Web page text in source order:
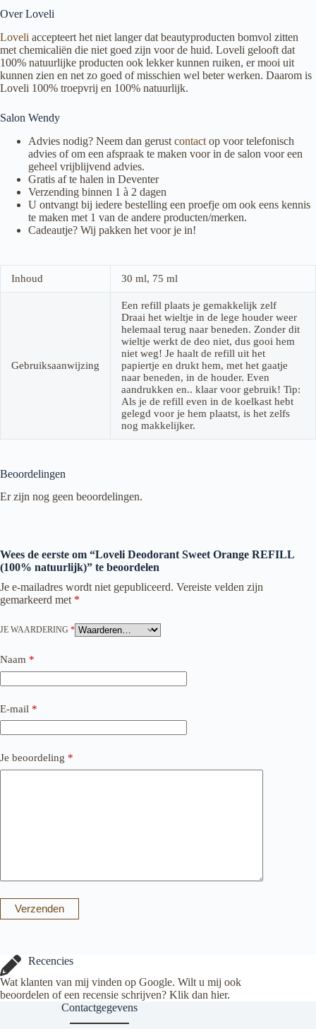
Over Loveli
Loveli accepteert het niet langer dat beautyproducten bomvol zitten
met chemicaliën die niet goed zijn voor de huid. Loveli gelooft dat
100% natuurlijke producten ook lekker kunnen ruiken, er mooi uit
kunnen zien en net zo goed of misschien wel beter werken. Daarom is
Loveli 100% troepvrij en 100% natuurlijk.
Salon Wendy
Advies nodig? Neem dan gerust contact op voor telefonisch
advies of om een afspraak te maken voor in de salon voor een
geheel vrijblijvend advies.
Gratis af te halen in Deventer
Verzending binnen 1 à 2 dagen
U ontvangt bij iedere bestelling een proefje om ook eens kennis
te maken met 1 van de andere producten/merken.
Cadeautje? Wij pakken het voor je in!
Inhoud 30 ml, 75 ml
Gebruiksaanwijzing
Een refill plaats je gemakkelijk zelf
Draai het wieltje in de lege houder weer
helemaal terug naar beneden. Zonder dit
wieltje werkt de deo niet, dus gooi hem
niet weg! Je haalt de refill uit het
papiertje en drukt hem, met het gaatje
naar beneden, in de houder. Even
aandrukken en.. klaar voor gebruik! Tip:
Als je de refill even in de koelkast hebt
gelegd voor je hem plaatst, is het zelfs
nog makkelijker.
Beoordelingen
Er zijn nog geen beoordelingen.
Wees de eerste om “Loveli Deodorant Sweet Orange REFILL
(100% natuurlijk)” te beoordelen
Je e-mailadres wordt niet gepubliceerd. Vereiste velden zijn
gemarkeerd met *
JE WAARDERING *
Naam *
E-mail *
Je beoordeling *
Verzenden
Recencies
Wat klanten van mij vinden op Google. Wilt u mij ook
beoordelen of een recensie schrijven? Klik dan hier.
Contactgegevens